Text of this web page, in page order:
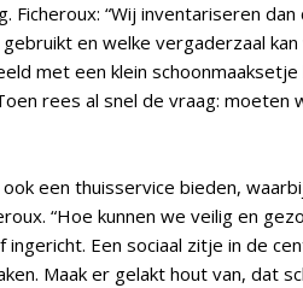
“Wij inventariseren
en welke vergaderzaal
met een klein schoonmaaksetje
rees al snel de vraag: moeten
een thuisservice bieden,
“Hoe kunnen we veilig en
Een sociaal zitje in de
Maak er gelakt hout van, dat